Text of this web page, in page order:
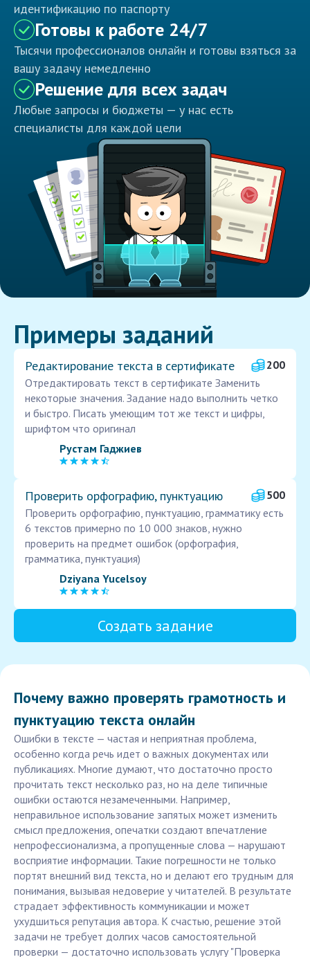
идентификацию по паспорту
Готовы к работе 24/7
Тысячи профессионалов онлайн и готовы взяться за
вашу задачу немедленно
Решение для всех задач
Любые запросы и бюджеты — у нас есть
специалисты для каждой цели
Примеры заданий
Редактирование текста в сертификате
200
Отредактировать текст в сертификате Заменить
некоторые значения. Задание надо выполнить четко
и быстро. Писать умеющим тот же текст и цифры,
шрифтом что оригинал
Рустам Гаджиев
Проверить орфографию, пунктуацию
500
Проверить орфографию, пунктуацию, грамматику есть
6 текстов примерно по 10 000 знаков, нужно
проверить на предмет ошибок (орфография,
грамматика, пунктуация)
Dziyana Yucelsoy
Создать задание
Почему важно проверять грамотность и
пунктуацию текста онлайн
Ошибки в тексте — частая и неприятная проблема,
особенно когда речь идет о важных документах или
публикациях. Многие думают, что достаточно просто
прочитать текст несколько раз, но на деле типичные
ошибки остаются незамеченными. Например,
неправильное использование запятых может изменить
смысл предложения, опечатки создают впечатление
непрофессионализма, а пропущенные слова — нарушают
восприятие информации. Такие погрешности не только
портят внешний вид текста, но и делают его трудным для
понимания, вызывая недоверие у читателей. В результате
страдает эффективность коммуникации и может
ухудшиться репутация автора. К счастью, решение этой
задачи не требует долгих часов самостоятельной
проверки — достаточно использовать услугу "Проверка